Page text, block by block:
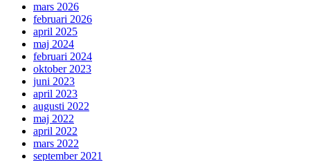
mars 2026
februari 2026
april 2025
maj 2024
februari 2024
oktober 2023
juni 2023
april 2023
augusti 2022
maj 2022
april 2022
mars 2022
september 2021